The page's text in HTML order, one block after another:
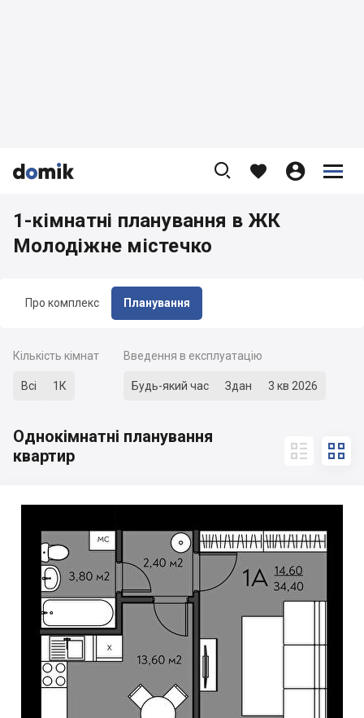


    


Про комплекс Планування
1-кімнатні планування в ЖК
Молодіжне містечко
Кількість кімнат
Всі 1К
Введення в експлуатацію
Будь-який час Здан 3 кв 2026
Однокімнатні планування
квартир
 